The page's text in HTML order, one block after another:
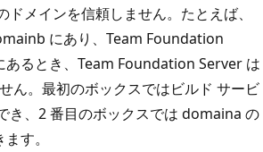
ドメインを信頼しません。たとえば、
にあり、Team Foundation
るとき、Team Foundation Server は
ん。最初のボックスではビルド サービ
き、2 番目のボックスでは domaina の
す。